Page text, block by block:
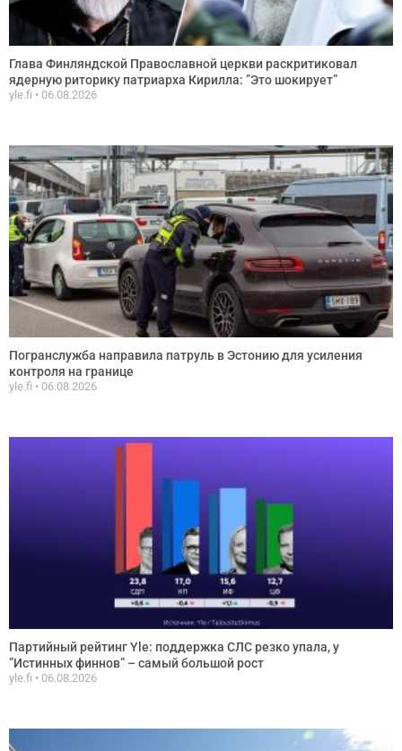
Глава Финляндской Православной церкви раскритиковал
ядерную риторику патриарха Кирилла: ”Это шокирует”
yle.fi 06.08.2026
Погранслужба направила патруль в Эстонию для усиления
контроля на границе
yle.fi 06.08.2026
Партийный рейтинг Yle: поддержка СЛС резко упала, у
”Истинных финнов” – самый большой рост
yle.fi 06.08.2026